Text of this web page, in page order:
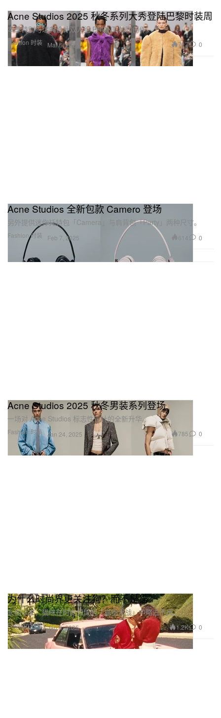
Fashion 时装
Acne Studios 2025 秋冬系列大秀登陆巴黎时装周
本季特别与瑞典设计双人组 FRONT 共同创作。
Mar 6, 2025 717 0
Fashion 时装
Acne Studios 全新包款 Camero 登场
另外提供迷你托特包「Camera」与肩背包「Party」两种尺寸。
Feb 7, 2025 614 0
Fashion 时装
Acne Studios 2025 秋冬男装系列登场
一场对 Acne Studios 标志性设计的全新升华。
Jan 24, 2025 785 0
Fashion 时装
为什么时尚界更关注狗？而不是猫？
长期以来，猫咪在时尚领域的「猫狗大战」中略占下风。
Jan 6, 2025 1.2K 0